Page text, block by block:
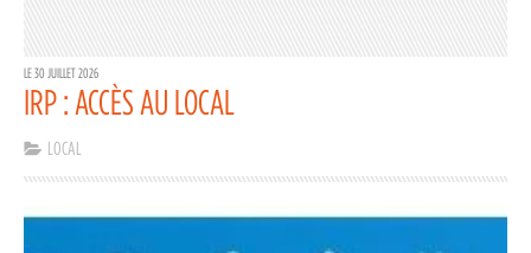
LE 30 JUILLET 2026
IRP : ACCÈS AU LOCAL
LOCAL